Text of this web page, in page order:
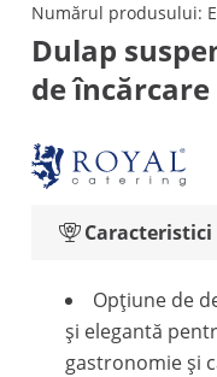
Numărul produsului:
Dulap
de
Caracteristici
Opțiune de
și elegantă
gastronomie și